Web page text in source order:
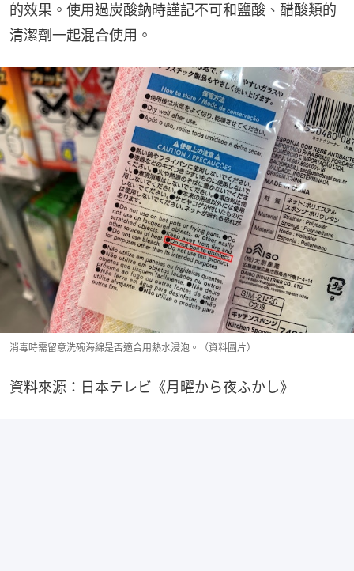
的效果。使用過炭酸鈉時謹記不可和鹽酸、醋酸類的
清潔劑一起混合使用。
消毒時需留意洗碗海綿是否適合用熱水浸泡。（資料圖片）
資料來源：日本テレビ《月曜から夜ふかし》